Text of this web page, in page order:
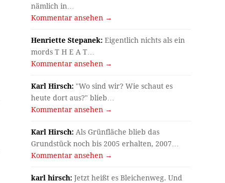
nämlich in…
Kommentar ansehen →
Henriette Stepanek: Eigentlich nichts als ein
mords T H E A T…
Kommentar ansehen →
Karl Hirsch: "Wo sind wir? Wie schaut es
heute dort aus?" blieb…
Kommentar ansehen →
Karl Hirsch: Als Grünfläche blieb das
Grundstück noch bis 2005 erhalten, 2007…
Kommentar ansehen →
karl hirsch: Jetzt heißt es Bleichenweg. Und